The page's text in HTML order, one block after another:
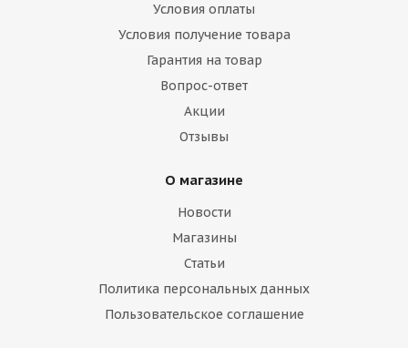
Условия оплаты
Условия получение товара
Гарантия на товар
Вопрос-ответ
Акции
Отзывы
О магазине
Новости
Магазины
Статьи
Политика персональных данных
Пользовательское соглашение